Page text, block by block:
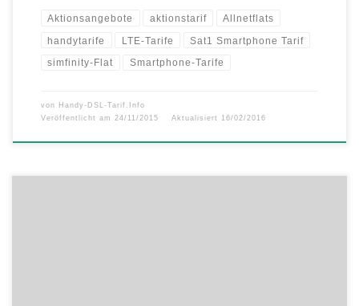
Aktionsangebote aktionstarif Allnetflats
handytarife LTE-Tarife Sat1 Smartphone Tarif
simfinity-Flat Smartphone-Tarife
von Handy-DSL-Tarif.Info
Veröffentlicht am
24/11/2015 Aktualisiert 16/02/2016